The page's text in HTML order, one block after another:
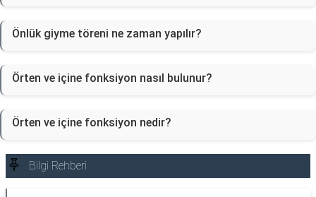
Önlük giyme töreni ne zaman yapılır?
Örten ve içine fonksiyon nasıl bulunur?
Örten ve içine fonksiyon nedir?
Bilgi Rehberi